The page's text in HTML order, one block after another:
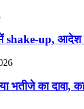
shake-up, आदेश
भतीजे का दावा,